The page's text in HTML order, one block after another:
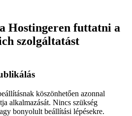
Hostingeren futtatni a
szolgáltatást
köszönhetően azonnal
alkalmazását. Nincs szükség
bonyolult beállítási lépésekre.